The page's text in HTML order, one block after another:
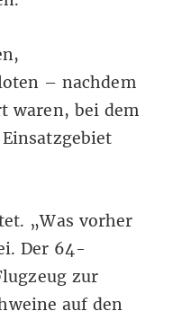
– nachdem
waren, bei dem
„Was vorher
Der 64-
zur
auf den